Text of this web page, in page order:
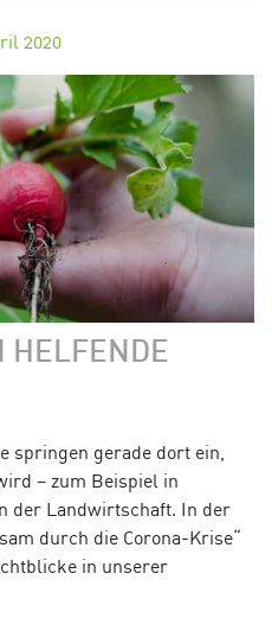
2020
HELFENDE
springen gerade dort ein,
– zum Beispiel in
der Landwirtschaft. In der
durch die Corona-Krise“
in unserer